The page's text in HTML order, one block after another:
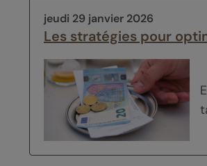
jeudi 29 janvier 2026
Les stratégies pour